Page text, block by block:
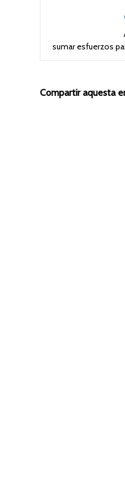
sumar esfuerzos
Compartir aquesta